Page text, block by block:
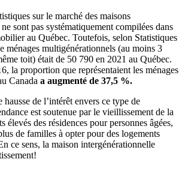
sur le marché des maisons
sont pas systématiquement compilées dans
au Québec. Toutefois, selon Statistiques
ménages multigénérationnels (au moins 3
toit) était de 50 790 en 2021 au Québec.
la proportion que représentaient les ménages
Canada a augmenté de 37,5 %.
de l’intérêt envers ce type de
est soutenue par le vieillissement de la
élevés des résidences pour personnes âgées,
de familles à opter pour des logements
ce sens, la maison intergénérationnelle